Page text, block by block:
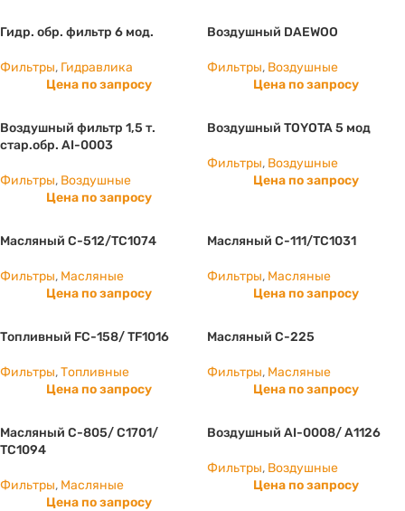
Гидр. обр. фильтр 6 мод.
Фильтры, Гидравлика
Цена по запросу
Воздушный DAEWOO
Фильтры, Воздушные
Цена по запросу
Воздушный фильтр 1,5 т.
стар.обр. AI-0003
Фильтры, Воздушные
Цена по запросу
Воздушный TOYOTA 5 мод
Фильтры, Воздушные
Цена по запросу
Масляный C-512/ТС1074
Фильтры, Масляные
Цена по запросу
Масляный C-111/ТС1031
Фильтры, Масляные
Цена по запросу
Топливный FC-158/ TF1016
Фильтры,Топливные
Цена по запросу
Масляный C-225
Фильтры, Масляные
Цена по запросу
Масляный C-805/ С1701/
ТС1094
Фильтры, Масляные
Цена по запросу
Воздушный AI-0008/ А1126
Фильтры, Воздушные
Цена по запросу